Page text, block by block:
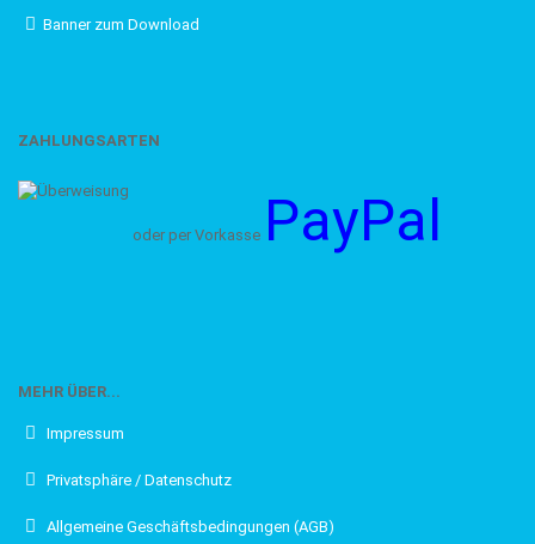
Bitte achten Sie auf eine zeitnahe Bezahlung, denn der
Bitte den Lagerbestand anfragen
Die meisten der hier aufgeführten Plakate sind weiterhin
verfügbar. Falls Sie einen Artikel in den Warenkorb legen
möchten und dies nicht funktioniert, ist das Plakat mit hoher
Buchverlag die Kinowerbewerbetafeln für 888 Filme
vorhandenen Aushangmaterialien zum Film gelegt. Des
Banner zum Download
ZAHLUNGSARTEN
oder per Vorkasse PayPal
MEHR ÜBER...
Impressum
Privatsphäre / Datenschutz
Allgemeine Geschäftsbedingungen (AGB)